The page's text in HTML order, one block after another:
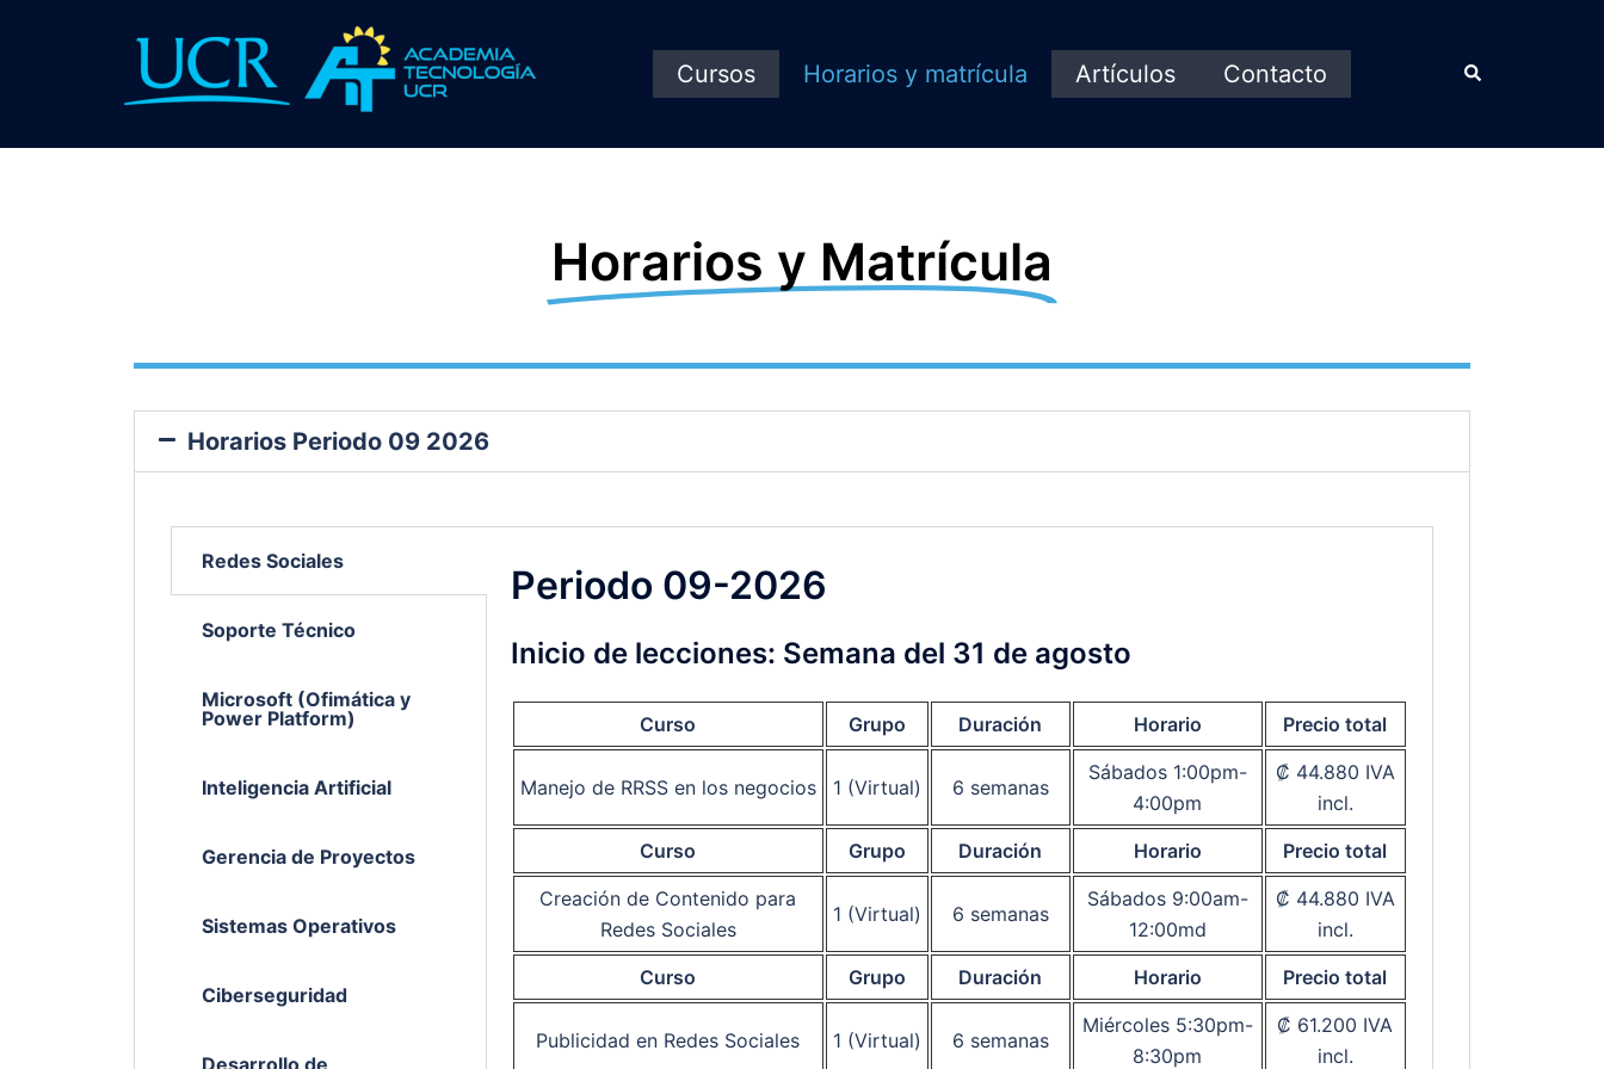
Cursos Horarios y matrícula Artículos Contacto
Horarios y Matrícula
Horarios Periodo 09 2026
Redes Sociales
Soporte Técnico
Microsoft (Ofimática y
Power Platform)
Inteligencia Artificial
Gerencia de Proyectos
Sistemas Operativos
Ciberseguridad
Desarrollo de
Periodo 09-2026
Inicio de lecciones: Semana del 31 de agosto
Curso Grupo Duración Horario Precio total
Manejo de RRSS en los negocios 1 (Virtual) 6 semanas
Sábados 1:00pm-
4:00pm
₡ 44.880 IVA
incl.
Curso
Grupo Duración Horario
Precio total
Creación de Contenido para
Redes Sociales
1 (Virtual) 6 semanas
Sábados 9:00am-
12:00md
₡ 44.880 IVA
incl.
Curso
Grupo Duración Horario Precio total
Publicidad en Redes Sociales 1 (Virtual) 6 semanas
Miércoles 5:30pm-
8:30pm
₡ 61.200 IVA
incl.